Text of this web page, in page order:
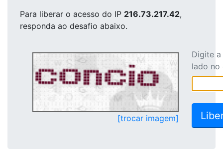
Para liberar o acesso do IP 216.73.217.42,
responda ao desafio abaixo.
[trocar imagem]
Digite
lado no